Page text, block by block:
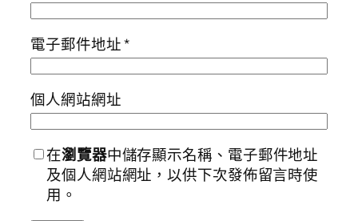
電子郵件地址*
個人網站網址
在瀏覽器中儲存顯示名稱、電子郵件地址
及個人網站網址，以供下次發佈留言時使
用。